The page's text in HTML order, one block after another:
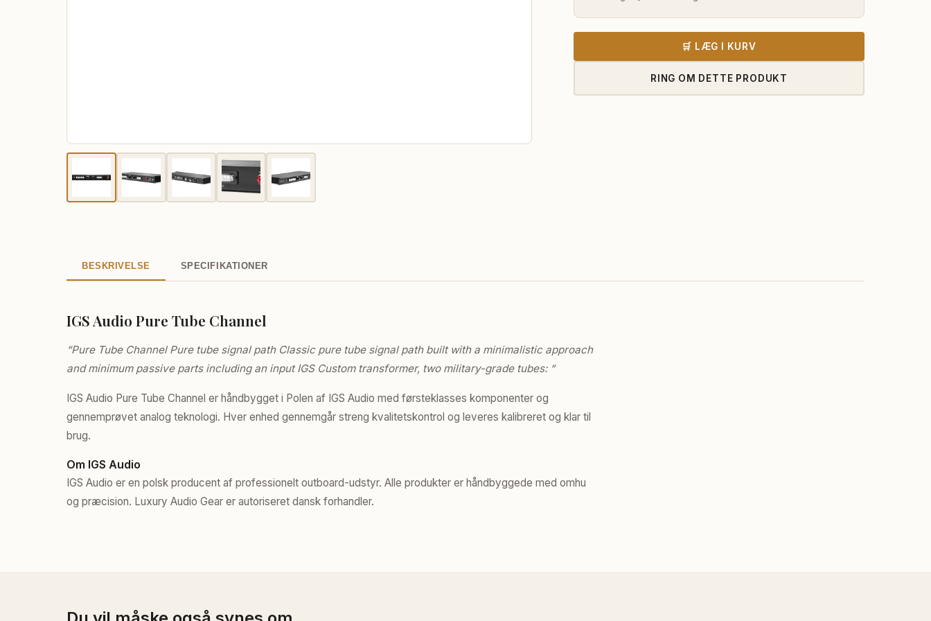
var:
9.375,00 kr..
er:
8.755,00
🛒 LÆG I KURV
RING OM DETTE PRODUKT
BESKRIVELSE SPECIFIKATIONER
IGS Audio Pure Tube Channel
“Pure Tube Channel Pure tube signal path Classic pure tube signal path built with a minimalistic approach
and minimum passive parts including an input IGS Custom transformer, two military-grade tubes: “
IGS Audio Pure Tube Channel er håndbygget i Polen af IGS Audio med førsteklasses komponenter og
gennemprøvet analog teknologi. Hver enhed gennemgår streng kvalitetskontrol og leveres kalibreret og klar til
brug.
Om IGS Audio
IGS Audio er en polsk producent af professionelt outboard-udstyr. Alle produkter er håndbyggede med omhu
og præcision. Luxury Audio Gear er autoriseret dansk forhandler.